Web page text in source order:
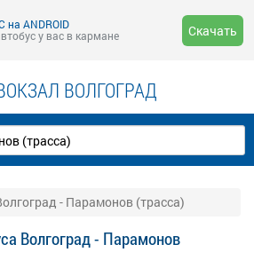
ANDROID
у вас в кармане
Скачать
ВОЛГОГРАД
- Парамонов (трасса)
Волгоград - Парамонов